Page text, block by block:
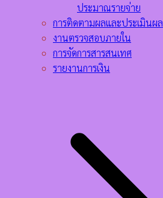
ประมาณรายจ่าย
การติดตามผลและประเมินผล
งานตรวจสอบภายใน
การจัดการสารสนเทศ
รายงานการเงิน